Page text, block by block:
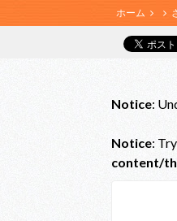
ホーム
Notice:
Notice:
content/